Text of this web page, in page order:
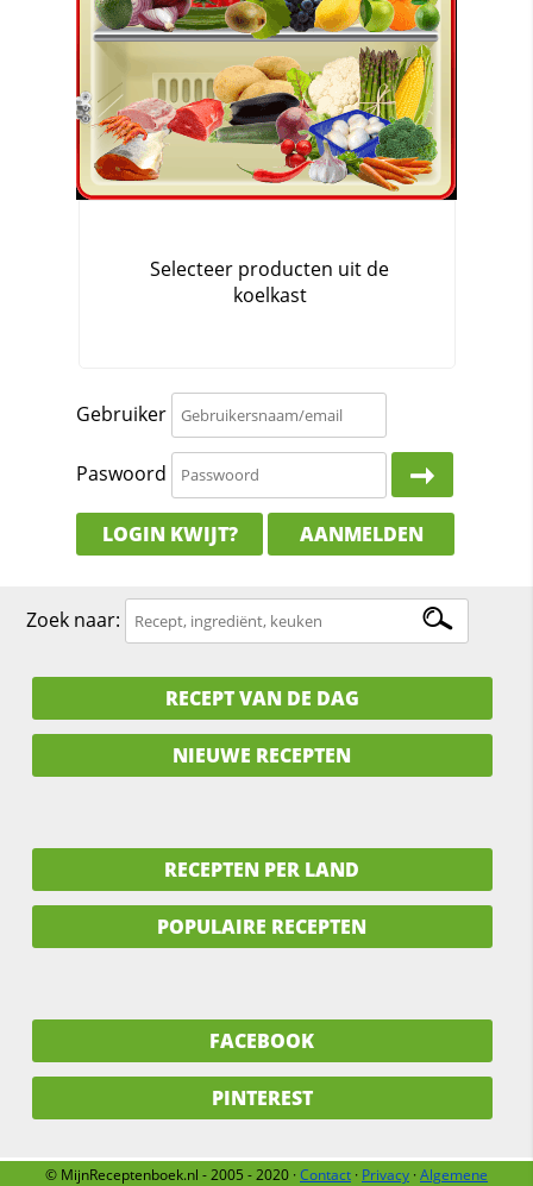
Gebruiker
Paswoord
LOGIN KWIJT? AANMELDEN
Zoek naar:
RECEPT VAN DE DAG
NIEUWE RECEPTEN
RECEPTEN PER LAND
POPULAIRE RECEPTEN
FACEBOOK
PINTEREST
© MijnReceptenboek.nl - 2005 - 2020 ·Contact · Privacy ·Algemene